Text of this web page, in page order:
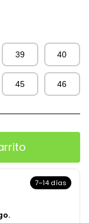
39 40
45 46
7–14 días